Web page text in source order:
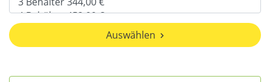
Auswählen